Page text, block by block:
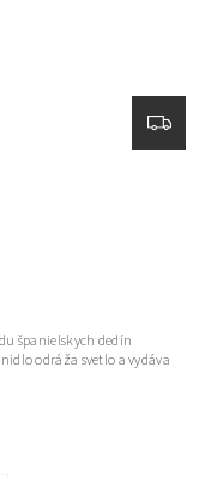
španielskych dedín
odráža svetlo a vydáva